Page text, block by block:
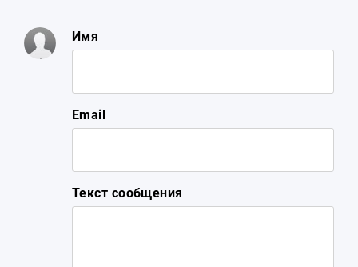
Имя
Email
Текст сообщения